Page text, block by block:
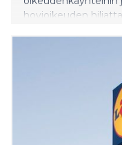
hovioikeuden